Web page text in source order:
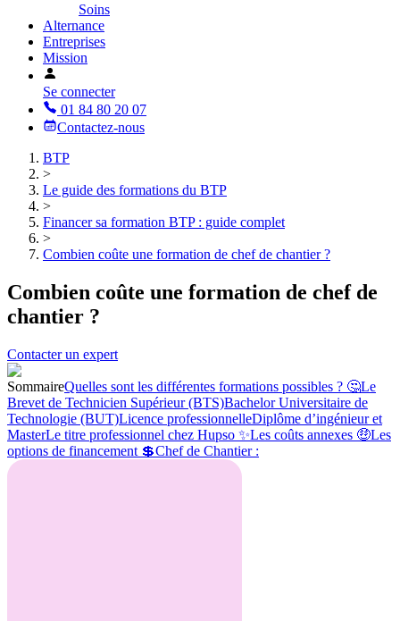
Soins
Alternance
Entreprises
Mission
Se connecter
01 84 80 20 07
Contactez-nous
BTP
>
Le guide des formations du BTP
>
Financer sa formation BTP : guide complet
>
Combien coûte une formation de chef de chantier ?
Combien coûte une formation de chef de
chantier ?
Contacter un expert
SommaireQuelles sont les différentes formations possibles ? 🤔Le
Brevet de Technicien Supérieur (BTS)Bachelor Universitaire de
Technologie (BUT)Licence professionnelleDiplôme d’ingénieur et
MasterLe titre professionnel chez Hupso ✨Les coûts annexes 🤑Les
options de financement 💲Chef de Chantier :